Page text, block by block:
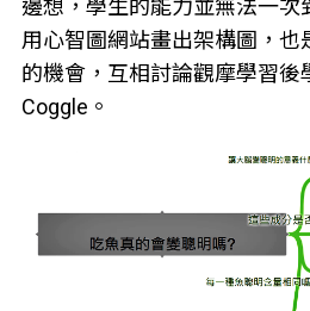
邊想，學生的能力並無法一次
用心智圖網站畫出架構圖，也
的機會，互相討論觀摩學習後
Coggle。